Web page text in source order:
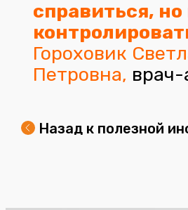
справиться,
Гороховик
Петровна, врач-
Назад к полезной